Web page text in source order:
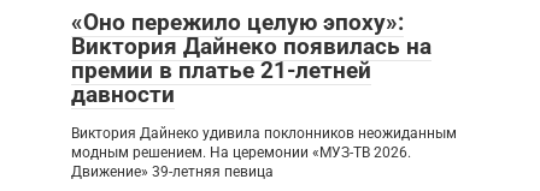
«Оно пережило целую эпоху»:
Виктория Дайнеко появилась на
премии в платье 21-летней
давности
Виктория Дайнеко удивила поклонников неожиданным
модным решением. На церемонии «МУЗ-ТВ 2026.
Движение» 39-летняя певица